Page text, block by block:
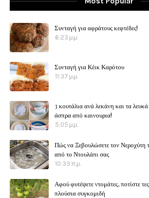
Συνταγή για αφράτους κεφτέδες!
6:23 μ.μ.
Συνταγή για Κέικ Καρότου
11:37 μ.μ.
3 κουτάλια ανά λεκάνη και τα
άσπρα από καινουρια!
5:05 μ.μ.
Πώς να Ξεβουλώσετε τον Νεροχύτη
από το Ντουλάπι σας
10:33 π.μ.
Αφού φυτέψετε ντομάτες, ποτίστε
πλούσια συγκομιδή